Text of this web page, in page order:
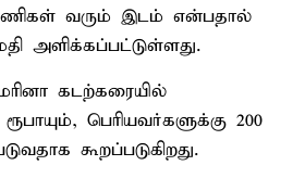
வரும் இடம் என்பதால்
அளிக்கப்பட்டுள்ளது.
கடற்கரையில்
பெரியவர்களுக்கு 200
கூறப்படுகிறது.